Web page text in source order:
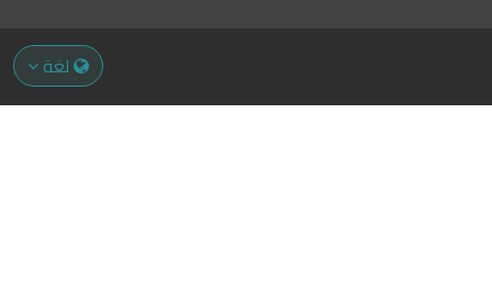
لغة